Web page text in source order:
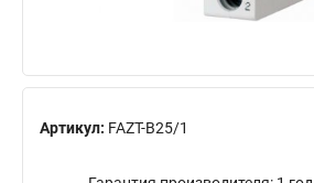
Артикул: FAZT-B25/1